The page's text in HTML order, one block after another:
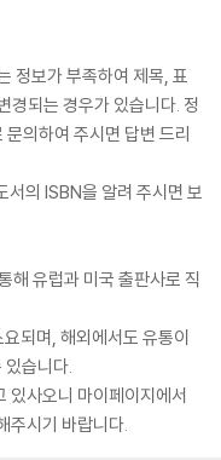
정보가 부족하여 제목, 표
경되는 경우가 있습니다. 정
의하여 주시면 답변 드리
서의 ISBN을 알려 주시면 보
해 유럽과 미국 출판사로 직
되며, 해외에서도 유통이
있습니다.
있사오니 마이페이지에서
주시기 바랍니다.